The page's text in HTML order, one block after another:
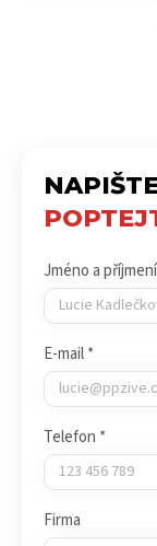
Jméno a
E-mail *
Telefon *
Firma